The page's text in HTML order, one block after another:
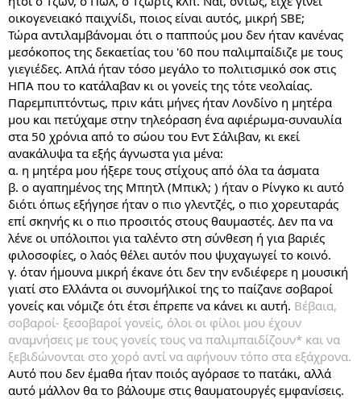
οικογενειακό παιχνίδι, ποιος είναι αυτός, μικρή SBE;
Τώρα αντιλαμβάνομαι ότι ο παππούς μου δεν ήταν κανένας
μεσόκοπος της δεκαετίας του '60 που παλιμπαίδιζε με τους
γιεγιέδες. Απλά ήταν τόσο μεγάλο το πολιτισμικό σοκ στις
ΗΠΑ που το κατάλαβαν κι οι γονείς της τότε νεολαίας.
Παρεμπιπτόντως, πριν κάτι μήνες ήταν Λονδίνο η μητέρα
μου και πετύχαμε στην τηλεόραση ένα αφιέρωμα-συναυλία
στα 50 χρόνια από το σώου του Εντ Σάλιβαν, κι εκεί
ανακάλυψα τα εξής άγνωστα για μένα:
α. η μητέρα μου ήξερε τους στίχους από όλα τα άσματα
β. ο αγαπημένος της Μπητλ (Μπικλ; ) ήταν ο Ρίνγκο κι αυτό
διότι όπως εξήγησε ήταν ο πιο γλεντζές, ο πιο χορευταράς
επί σκηνής κι ο πιο προσιτός στους θαυμαστές. Δεν πα να
λένε οι υπόλοιποι για ταλέντο στη σύνθεση ή για βαριές
φιλοσοφίες, ο λαός θέλει αυτόν που ψυχαγωγεί το κοινό.
γ. όταν ήμουνα μικρή έκανε ότι δεν την ενδιέφερε η μουσική
γιατί στο Ελλάντα οι συνομήλικοί της το παίζανε σοβαροί
γονείς και νόμιζε ότι έτσι έπρεπε να κάνει κι αυτή. Βέβαια,
σοβαροί- ξεσοβαροί γονείς, όλοι οι φίλοι μου έχουν
αναμνήσεις με τους γονείς τους να παλιμπαιδίζουν* και να
ξεβιδώνονται στο χορό αντί να αφήνουν τόπο στα εξάχρονα.
Αυτό που δεν έμαθα ήταν ποιός αγόρασε το πατάκι, αλλά
αυτό μάλλον θα το βάλουμε στις θαυματουργές εμφανίσεις.